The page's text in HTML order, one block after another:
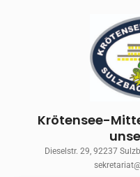
Krötensee-
Dieselstr. 29, 92237